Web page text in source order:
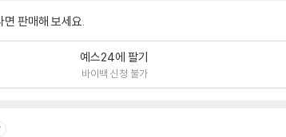
면 판매해 보세요.
예스24에 팔기
바이백 신청 불가